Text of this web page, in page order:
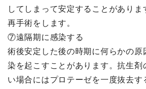
してしまって安定することがありま
再手術をします。
⑦遠隔期に感染する
術後安定した後の時期に何らかの原
染を起こすことがあります。抗生剤
い場合にはプロテーゼを一度抜去す